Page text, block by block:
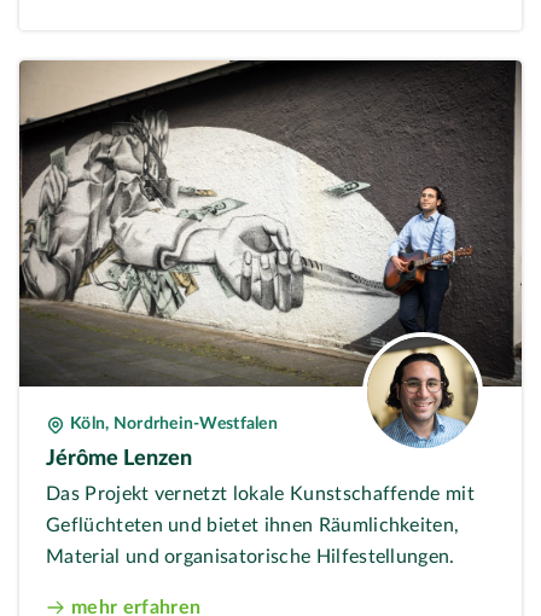
Köln, Nordrhein-Westfalen
Jérôme Lenzen
Das Projekt vernetzt lokale Kunstschaffende mit
Geflüchteten und bietet ihnen Räumlichkeiten,
Material und organisatorische Hilfestellungen.
mehr erfahren